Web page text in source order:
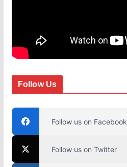
Follow Us
Follow us on Facebook
Follow us on Twitter